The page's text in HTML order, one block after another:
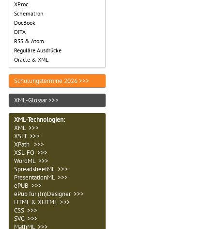
XProc
Schematron
DocBook
DITA
RSS & Atom
Reguläre Ausdrücke
Oracle & XML
Schulungstermine 2026 >>>
XML-Glossar >>>
XML-Technologien:
XML >>>
XSLT >>>
XPath >>>
XSL-FO >>>
WordML >>>
SpreadsheetML >>>
PresentationML >>>
ePUB >>>
ePub für (In)Designer >>>
HTML & XHTML >>>
CSS >>>
SVG >>>
MathML >>>